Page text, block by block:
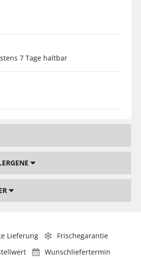
7 Tage haltbar
Lieferung
Frischegarantie
Wunschliefertermin